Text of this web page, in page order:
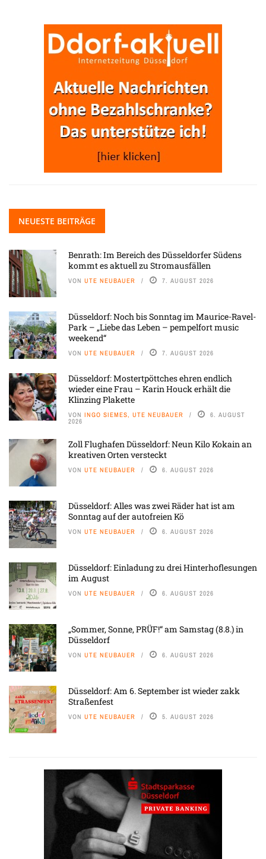
NEUESTE BEITRÄGE
Benrath: Im Bereich des Düsseldorfer Südens
kommt es aktuell zu Stromausfällen
VON UTE NEUBAUER 7. AUGUST 2026
Düsseldorf: Noch bis Sonntag im Maurice-Ravel-
Park – „Liebe das Leben – pempelfort music
weekend“
VON UTE NEUBAUER 7. AUGUST 2026
Düsseldorf: Mostertpöttches ehren endlich
wieder eine Frau – Karin Houck erhält die
Klinzing Plakette
VON INGO SIEMES, UTE NEUBAUER 6. AUGUST
2026
Zoll Flughafen Düsseldorf: Neun Kilo Kokain an
kreativen Orten versteckt
VON UTE NEUBAUER 6. AUGUST 2026
Düsseldorf: Alles was zwei Räder hat ist am
Sonntag auf der autofreien Kö
VON UTE NEUBAUER 6. AUGUST 2026
Düsseldorf: Einladung zu drei Hinterhoflesungen
im August
VON UTE NEUBAUER 6. AUGUST 2026
„Sommer, Sonne, PRÜF!“ am Samstag (8.8.) in
Düsseldorf
VON UTE NEUBAUER 6. AUGUST 2026
Düsseldorf: Am 6. September ist wieder zakk
Straßenfest
VON UTE NEUBAUER 5. AUGUST 2026